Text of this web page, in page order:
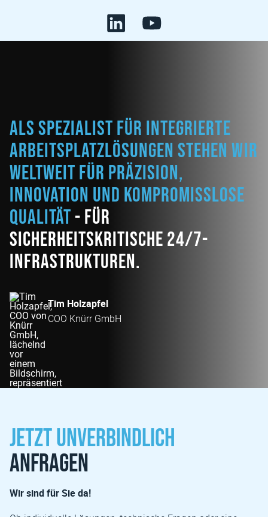
Als Spezialist für integrierte
Arbeitsplatzlösungen stehen wir
weltweit für Präzision,
Innovation und kompromisslose
Qualität- für
sicherheitskritische 24/7-
Infrastrukturen.
Tim Holzapfel
COO Knürr GmbH
Jetzt unverbindlich
anfragen
Wir sind für Sie da!